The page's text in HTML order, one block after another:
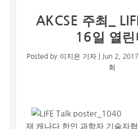
AKCSE 주최_
16일 열린
Posted by 이지은 기자 Jun 2, 2017
회
재 캐나다 한인 과학자 기술자